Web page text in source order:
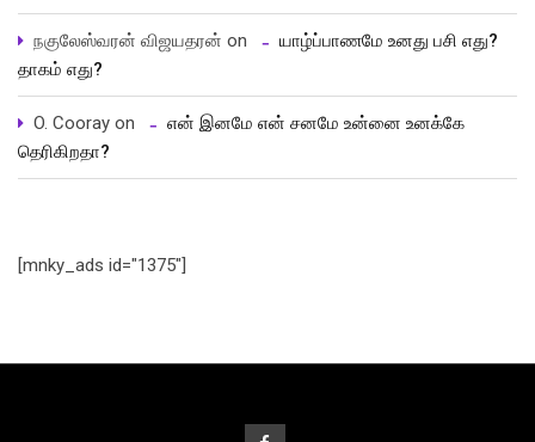
நகுலேஸ்வரன் விஜயதரன் on
யாழ்ப்பாணமே உனது பசி எது?
தாகம் எது?
O. Cooray on
என் இனமே என் சனமே உன்னை உனக்கே
தெரிகிறதா?
[mnky_ads id="1375"]